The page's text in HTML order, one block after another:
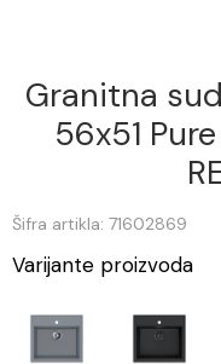
Granitna
56x51
Šifra artikla: 71602869
Varijante proizvoda